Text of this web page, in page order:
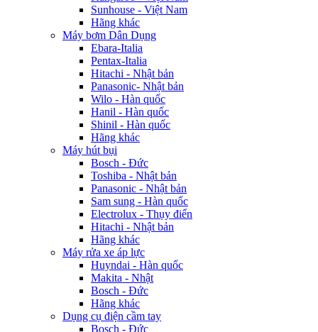
Sunhouse - Việt Nam
Hãng khác
Máy bơm Dân Dụng
Ebara-Italia
Pentax-Italia
Hitachi - Nhật bản
Panasonic- Nhật bản
Wilo - Hàn quốc
Hanil - Hàn quốc
Shinil - Hàn quốc
Hãng khác
Máy hút bụi
Bosch - Đức
Toshiba - Nhật bản
Panasonic - Nhật bản
Sam sung - Hàn quốc
Electrolux - Thụy điển
Hitachi - Nhật bản
Hãng khác
Máy rửa xe áp lực
Huyndai - Hàn quốc
Makita - Nhật
Bosch - Đức
Hãng khác
Dụng cụ điện cầm tay
Bosch - Đức